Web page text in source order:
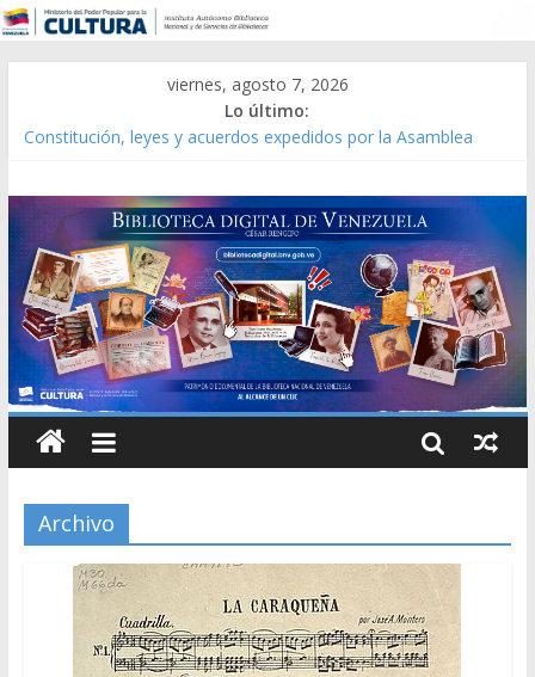
viernes, agosto 7, 2026
Lo último:
Constitución, leyes y acuerdos expedidos por la Asamblea
Modesta Bor Sánchez [material gráfico]
Gaceta Oficial de la República de Venezuela año CXXXIII Mes V,
Caracas 09 de marzo de 2006 N° 38.394
Catálogo temático de obras de Modesta Bor
Archivo